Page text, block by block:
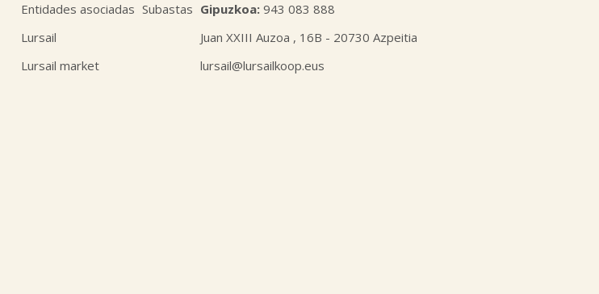
Entidades asociadas
Lursail
Lursail market
Subastas Gipuzkoa: 943 083 888
Juan XXIII Auzoa , 16B - 20730 Azpeitia
lursail@lursailkoop.eus